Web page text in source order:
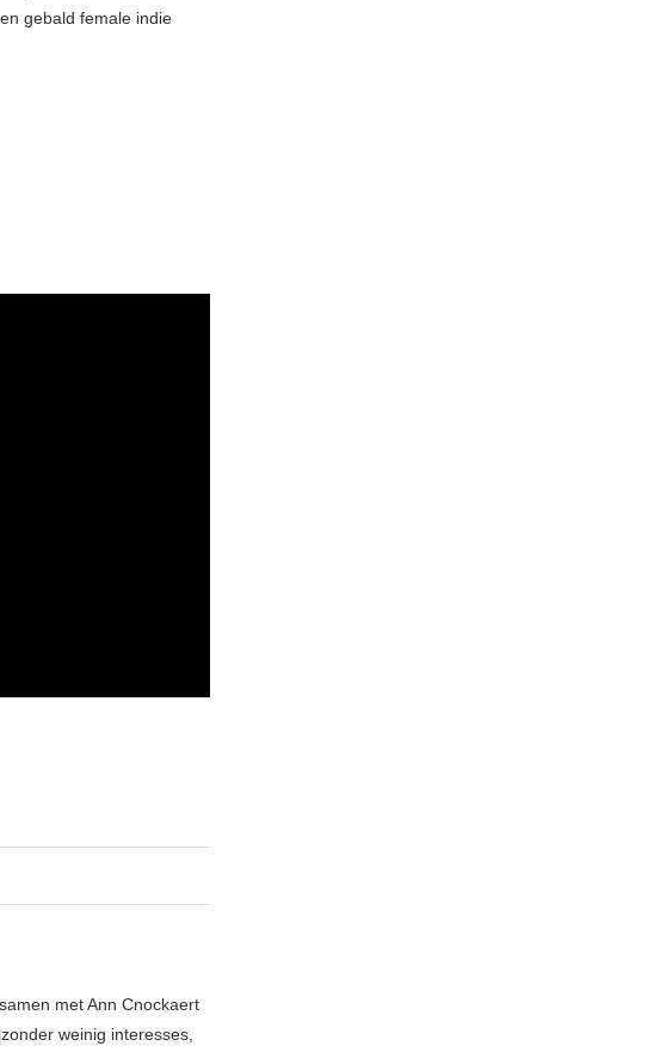
gebald female indie
met Ann Cnockaert
weinig interesses,